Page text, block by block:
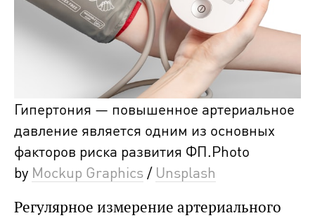
Гипертония — повышенное артериальное
давление является одним из основных
факторов риска развития ФП.Photo
by Mockup Graphics / Unsplash
Регулярное измерение артериального